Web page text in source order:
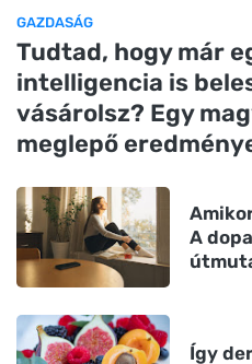
GAZDASÁG
Tudtad, hogy már
intelligencia is
vásárolsz? Egy
meglepő
A
Így